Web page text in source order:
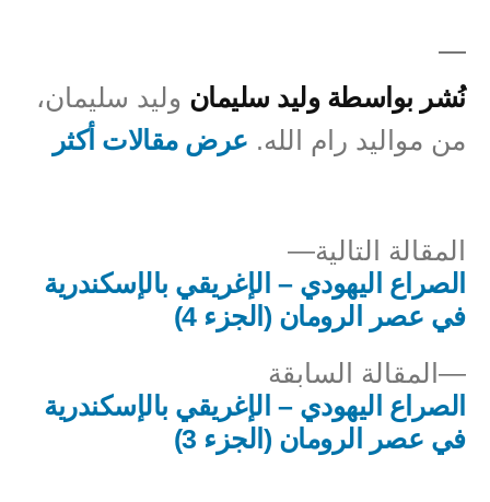
بواسطة
نُشر بواسطة وليد سليمان وليد سليمان،
من مواليد رام الله. عرض مقالات أكثر
تصفّح
المقالاتالمقالة السابقة
السابقة:
الصراع اليهودي – الإغريقي بالإسكندرية
في عصر الرومان (الجزء 3)
المقالة التالية
المقالة
التالية
الصراع اليهودي – الإغريقي بالإسكندرية
في عصر الرومان (الجزء 4)